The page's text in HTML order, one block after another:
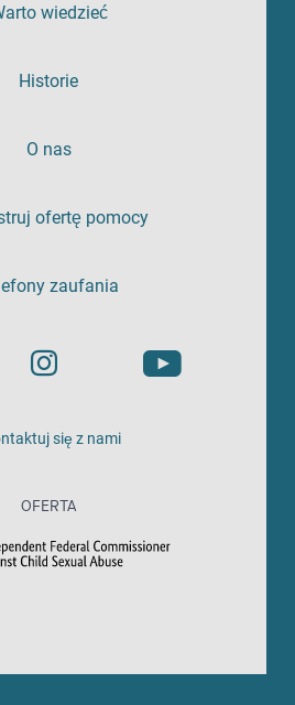
wiedzieć
Historie
O nas
ofertę pomocy
zaufania
się z nami
OFERTA